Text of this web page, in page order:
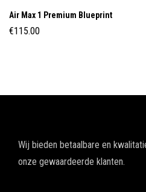
Air Max 1 Premium Blueprint
€115.00
Wij bieden betaalbare en
onze gewaardeerde klanten.